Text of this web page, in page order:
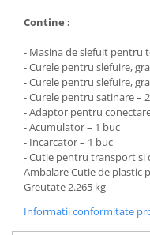
Contine :
- Masina de slefuit pentru
- Curele pentru slefuire,
- Curele pentru slefuire,
- Curele pentru satinare –
- Adaptor pentru
- Acumulator – 1 buc
- Incarcator – 1 buc
- Cutie pentru transport si
Ambalare Cutie de plastic
Greutate 2.265 kg
Informatii conformitate